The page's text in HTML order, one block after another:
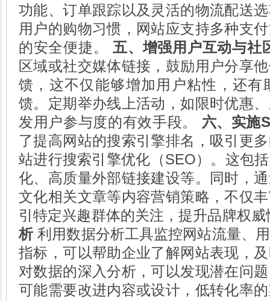
功能、订单跟踪以及灵活的物流配送
用户的购物习惯，网站应支持多种支
的安全便捷。五、增强用户互动与社
区域或社交媒体链接，鼓励用户分享
馈，这不仅能够增加用户粘性，还有
馈。定期举办线上活动，如限时优惠
发用户参与度的有效手段。 六、实施
了提高网站的搜索引擎排名，吸引更
站进行搜索引擎优化（SEO）。这包
化、高质量外部链接建设等。同时，
文化相关文章等内容营销策略，不仅
引特定兴趣群体的关注，提升品牌权
析利用数据分析工具监控网站流量、
指标，可以帮助企业了解网站表现，
对数据的深入分析，可以发现潜在问
可能需要改进内容或设计，低转化率